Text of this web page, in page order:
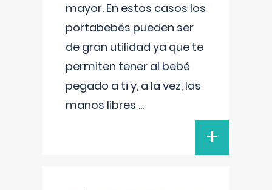
mayor. En estos casos los
portabebés pueden ser
de gran utilidad ya que te
permiten tener al bebé
pegado a ti y, a la vez, las
manos libres ...
+